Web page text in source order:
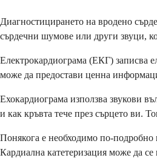
Диагностицирането на вродено
сърдечни шумове или други звуци,
Електрокардиограма (ЕКГ) записва
може да предостави ценна
Ехокардиограма използва звукови
и как кръвта тече през сърцето ви.
Понякога е необходимо по-
Кардиална катетеризация може да